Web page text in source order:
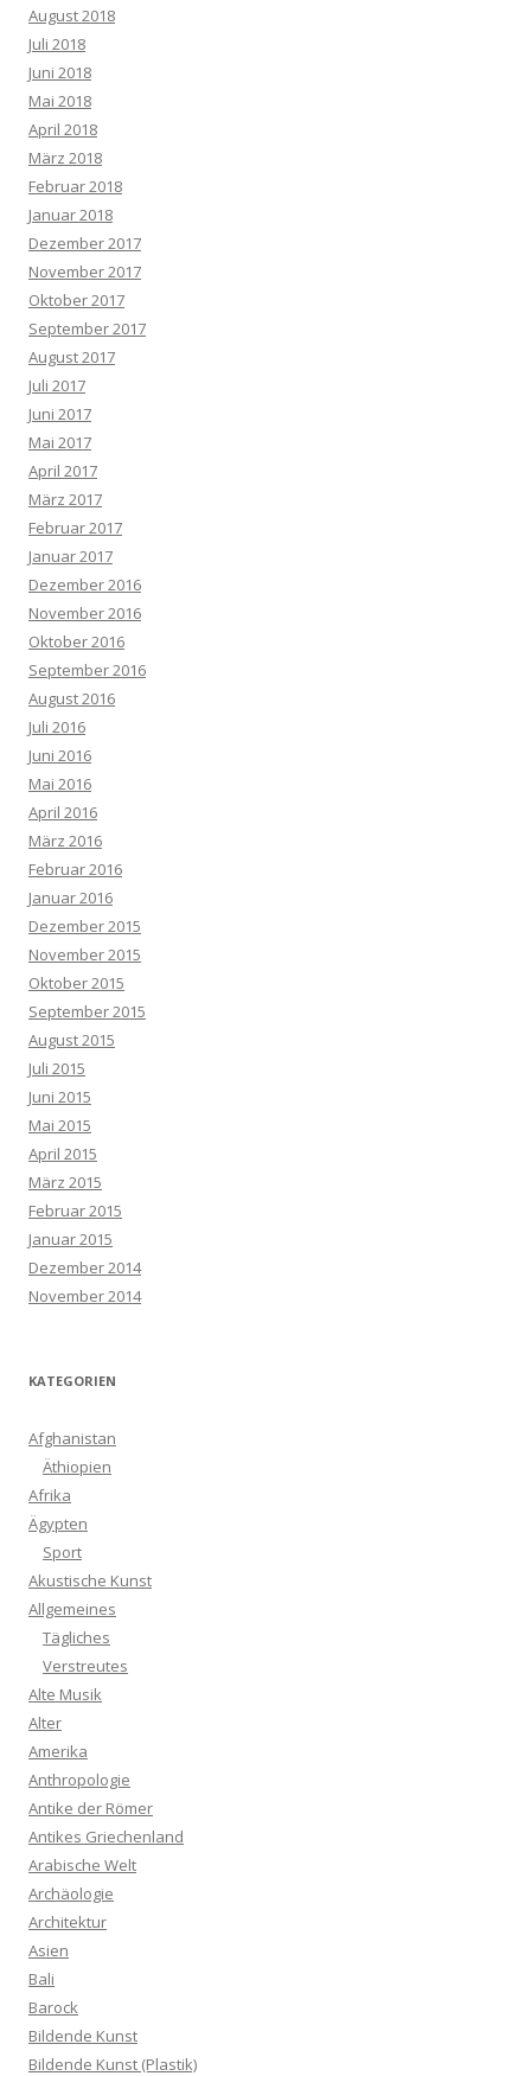
August 2018
Juli 2018
Juni 2018
Mai 2018
April 2018
März 2018
Februar 2018
Januar 2018
Dezember 2017
November 2017
Oktober 2017
September 2017
August 2017
Juli 2017
Juni 2017
Mai 2017
April 2017
März 2017
Februar 2017
Januar 2017
Dezember 2016
November 2016
Oktober 2016
September 2016
August 2016
Juli 2016
Juni 2016
Mai 2016
April 2016
März 2016
Februar 2016
Januar 2016
Dezember 2015
November 2015
Oktober 2015
September 2015
August 2015
Juli 2015
Juni 2015
Mai 2015
April 2015
März 2015
Februar 2015
Januar 2015
Dezember 2014
November 2014
KATEGORIEN
Afghanistan
Äthiopien
Afrika
Ägypten
Sport
Akustische Kunst
Allgemeines
Tägliches
Verstreutes
Alte Musik
Alter
Amerika
Anthropologie
Antike der Römer
Antikes Griechenland
Arabische Welt
Archäologie
Architektur
Asien
Bali
Barock
Bildende Kunst
Bildende Kunst (Plastik)